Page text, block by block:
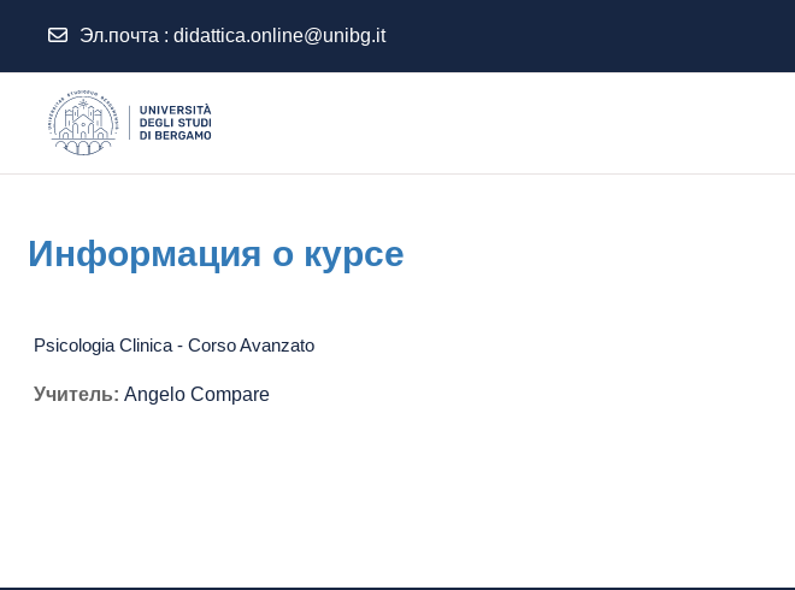
Эл.почта : didattica.online@unibg.it
Информация о курсе
Psicologia Clinica - Corso Avanzato
Учитель: Angelo Compare